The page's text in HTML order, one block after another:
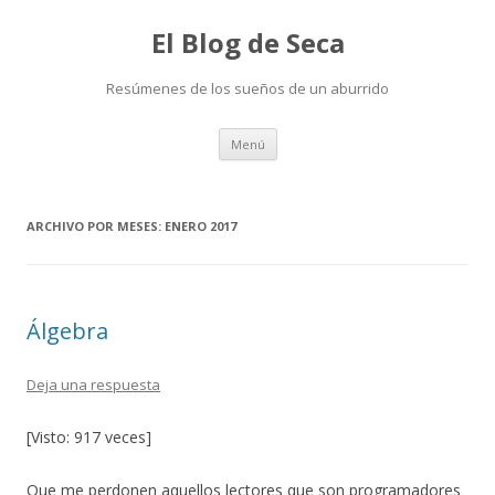
El Blog de Seca
Resúmenes de los sueños de un aburrido
Menú Ir
contenido
ARCHIVO POR MESES: ENERO 2017
Álgebra
Deja una respuesta
[Visto: 917 veces]
Que me perdonen aquellos lectores que son programadores